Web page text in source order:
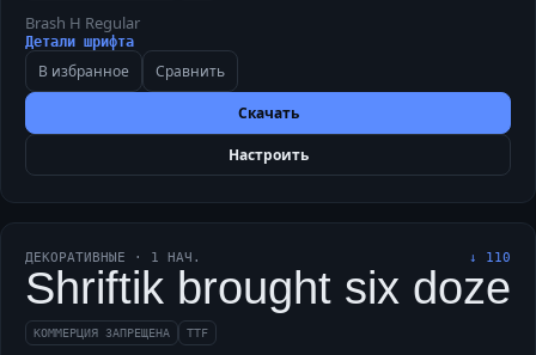
Brash H Regular
Детали шрифта
В избранное Сравнить
Скачать
Настроить
ДЕКОРАТИВНЫЕ · 1 НАЧ. ↓ 110
Shriftik brought six
КОММЕРЦИЯ ЗАПРЕЩЕНА TTF